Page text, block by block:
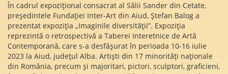
În cadrul expozițional consacrat al Sălii Sander din Cetate,
președintele Fundației Inter-Art din Aiud, Ștefan Balog a
prezentat expoziția „Imaginile diversității”. Expoziția
reprezintă o retrospectivă a Taberei Interetnice de Artă
Contemporană, care s-a desfășurat în perioada 10-16 iulie
2023 la Aiud, județul Alba. Artiști din 17 minorități naționale
din România, precum și majoritari, pictori, sculptori, graficieni,